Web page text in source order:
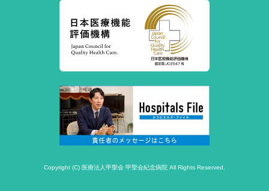
Copyright (C) 医療法人甲聖会 甲聖会紀念病院 All Rights Reserved.